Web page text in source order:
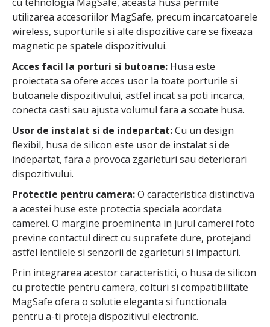
utilizarea accesoriilor MagSafe, precum incarcatoarele
wireless, suporturile si alte dispozitive care se fixeaza
magnetic pe spatele dispozitivului.
Acces facil la porturi si butoane: Husa este
proiectata sa ofere acces usor la toate porturile si
butoanele dispozitivului, astfel incat sa poti incarca,
conecta casti sau ajusta volumul fara a scoate husa.
Usor de instalat si de indepartat:Cu un design
flexibil, husa de silicon este usor de instalat si de
indepartat, fara a provoca zgarieturi sau deteriorari
dispozitivului.
Protectie pentru camera:O caracteristica distinctiva
a acestei huse este protectia speciala acordata
camerei. O margine proeminenta in jurul camerei foto
previne contactul direct cu suprafete dure, protejand
astfel lentilele si senzorii de zgarieturi si impacturi.
Prin integrarea acestor caracteristici, o husa de silicon
cu protectie pentru camera, colturi si compatibilitate
MagSafe ofera o solutie eleganta si functionala
pentru a-ti proteja dispozitivul electronic.